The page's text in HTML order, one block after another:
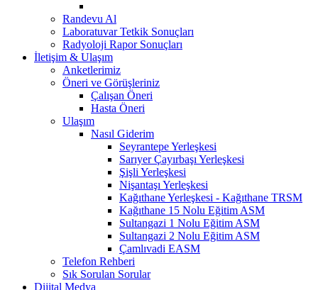
Randevu Al
Laboratuvar Tetkik Sonuçları
Radyoloji Rapor Sonuçları
İletişim & Ulaşım
Anketlerimiz
Öneri ve Görüşleriniz
Çalışan Öneri
Hasta Öneri
Ulaşım
Nasıl Giderim
Seyrantepe Yerleşkesi
Sarıyer Çayırbaşı Yerleşkesi
Şişli Yerleşkesi
Nişantaşı Yerleşkesi
Kağıthane Yerleşkesi - Kağıthane TRSM
Kağıthane 15 Nolu Eğitim ASM
Sultangazi 1 Nolu Eğitim ASM
Sultangazi 2 Nolu Eğitim ASM
Çamlıvadi EASM
Telefon Rehberi
Sık Sorulan Sorular
Dijital Medya